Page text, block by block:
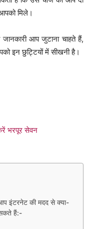
मिले।
आप जुटाना चाहते हैं,
इन छुट्टियों में सीखनी है।
भरपूर सेवन
इंटरनेट की मदद से क्या-
हैं:-